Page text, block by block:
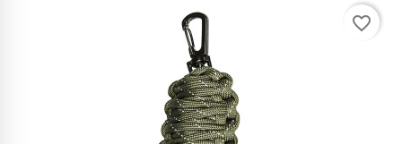
favorite_border